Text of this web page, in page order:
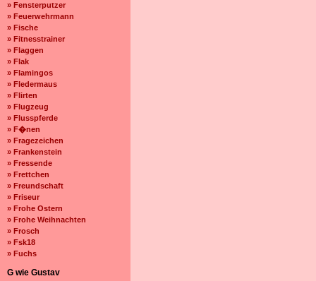
» Fensterputzer
» Feuerwehrmann
» Fische
» Fitnesstrainer
» Flaggen
» Flak
» Flamingos
» Fledermaus
» Flirten
» Flugzeug
» Flusspferde
» F�nen
» Fragezeichen
» Frankenstein
» Fressende
» Frettchen
» Freundschaft
» Friseur
» Frohe Ostern
» Frohe Weihnachten
» Frosch
» Fsk18
» Fuchs
G wie Gustav